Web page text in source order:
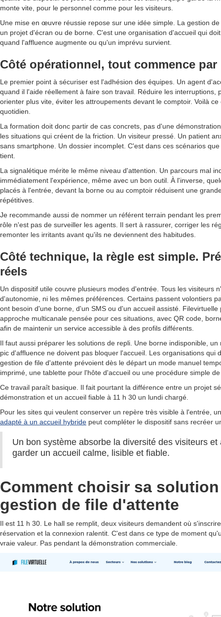
monte vite, pour le personnel comme pour les visiteurs.
Une mise en œuvre réussie repose sur une idée simple. La gestion
un projet d'écran ou de borne. C'est une organisation d'accueil qui
quand l'affluence augmente ou qu'un imprévu survient.
Côté opérationnel, tout commence par
Le premier point à sécuriser est l'adhésion des équipes. Un agent
quand il l'aide réellement à faire son travail. Réduire les interruptions,
orienter plus vite, éviter les attroupements devant le comptoir. Voilà
quotidien.
La formation doit donc partir de cas concrets, pas d'une
les situations qui créent de la friction. Un visiteur pressé. Un patient
sans smartphone. Un dossier incomplet. C'est dans ces scénarios
tient.
La signalétique mérite le même niveau d'attention. Un parcours mal
immédiatement l'expérience, même avec un bon outil. À l'inverse,
placés à l'entrée, devant la borne ou au comptoir réduisent une
répétitives.
Je recommande aussi de nommer un référent terrain pendant les
rôle n'est pas de surveiller les agents. Il sert à rassurer, corriger les
remonter les irritants avant qu'ils ne deviennent des habitudes.
Côté technique, la règle est simple.
réels
Un dispositif utile couvre plusieurs modes d'entrée. Tous les visiteurs
d'autonomie, ni les mêmes préférences. Certains passent volontiers
ont besoin d'une borne, d'un SMS ou d'un accueil assisté.
approche multicanale pensée pour ces situations, avec QR code,
afin de maintenir un service accessible à des profils différents.
Il faut aussi préparer les solutions de repli. Une borne indisponible,
pic d'affluence ne doivent pas bloquer l'accueil. Les organisations qui
gestion de file d'attente prévoient dès le départ un mode manuel
imprimé, une tablette pour l'hôte d'accueil ou une procédure simple
Ce travail paraît basique. Il fait pourtant la différence entre un projet
démonstration et un accueil fiable à 11 h 30 un lundi chargé.
Pour les sites qui veulent conserver un repère très visible à l'entrée,
adapté à un accueil hybride peut compléter le dispositif sans recréer
Un bon système absorbe la diversité des visiteurs et
garder un accueil calme, lisible et fiable.
Comment choisir sa
gestion de file d'attente
Il est 11 h 30. Le hall se remplit, deux visiteurs demandent où
réservation et la connexion ralentit. C'est dans ce type de moment
vraie valeur. Pas pendant la démonstration commerciale.